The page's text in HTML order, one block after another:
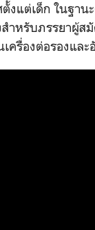
งแต่เด็ก ในฐาน
ำหรับภรรยาผู้ส
ครื่องต่อรองและ